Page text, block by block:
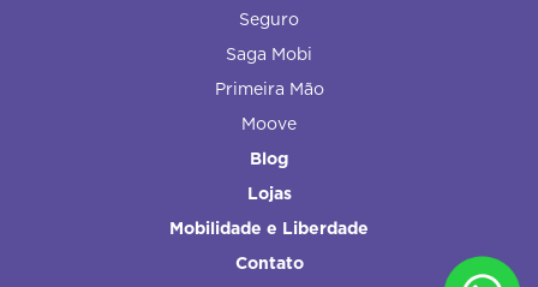
Seguro
Saga Mobi
Primeira Mão
Moove
Blog
Lojas
Mobilidade e Liberdade
Contato